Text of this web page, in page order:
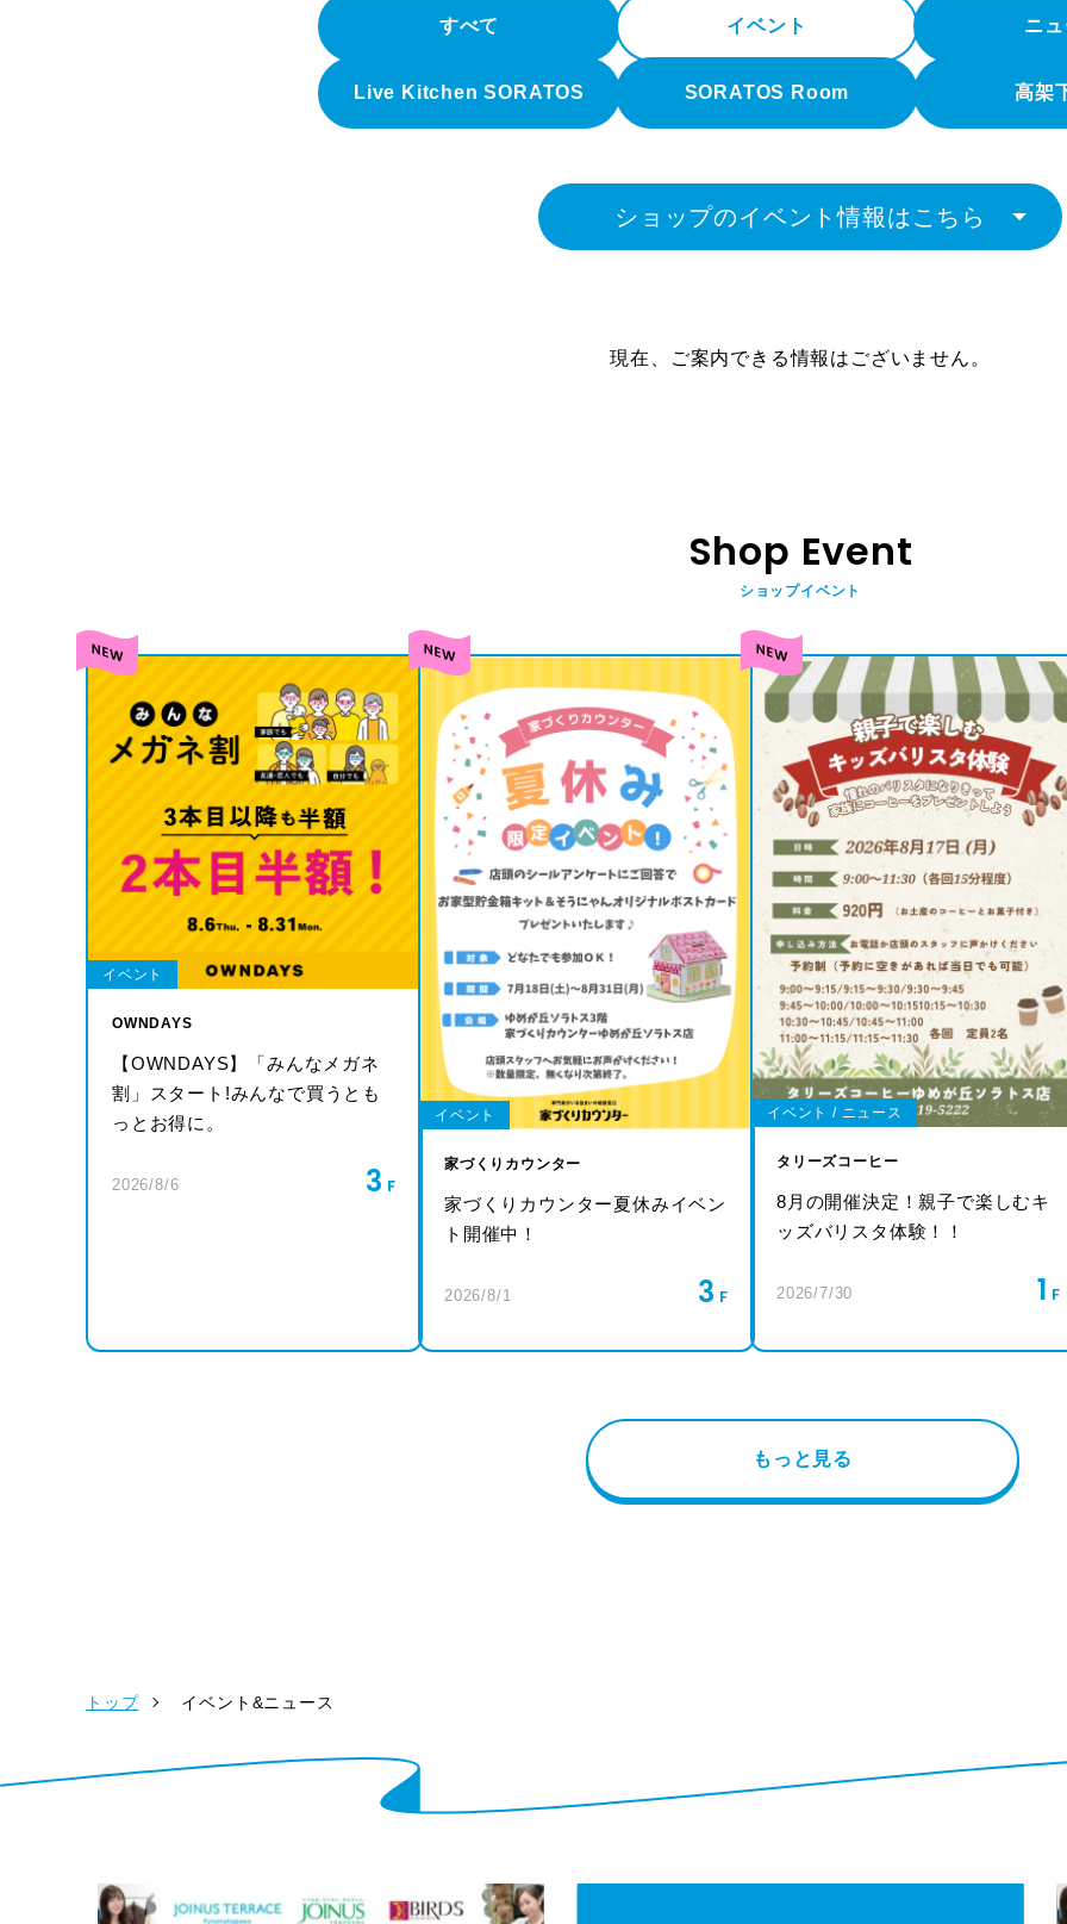
すべて イベント ニ
Live Kitchen SORATOS SORATOS Room 高架
ショップのイベント情報はこちら
現在、ご案内できる情報はございません。
Shop Event
ショップイベント
イベント
OWNDAYS
【OWNDAYS】「みんなメガネ
割」スタート!みんなで買うとも
っとお得に。
2026/8/6 3
イベント
家づくりカウンター
家づくりカウンター夏休みイベン
ト開催中！
2026/8/1 3
イベント / ニュース
タリーズコーヒー
8月の開催決定！親子で楽しむキ
ッズバリスタ体験！！
2026/7/30 1
もっと見る
トップ イベント&ニュース